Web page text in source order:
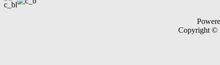
Copyright ©